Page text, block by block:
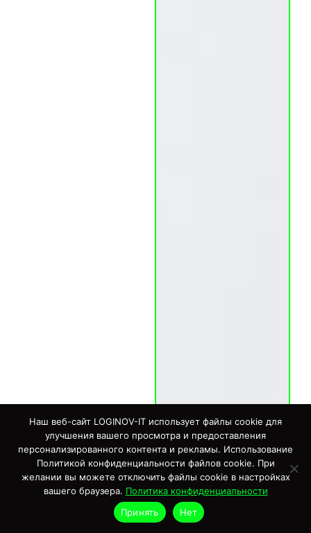
Наш веб-сайт LOGINOV-IT использует файлы cookie для
улучшения вашего просмотра и предоставления
персонализированного контента и рекламы. Использование
Политикой конфиденциальности файлов cookie. При
желании вы можете отключить файлы cookie в настройках
вашего браузера. Политика конфиденциальности
Принять
Нет